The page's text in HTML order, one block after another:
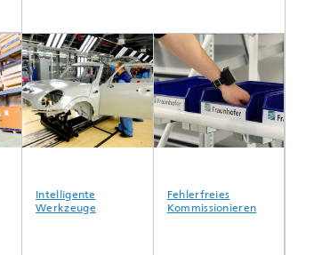
Intelligente
Werkzeuge
Fehlerfreies
Kommissionieren